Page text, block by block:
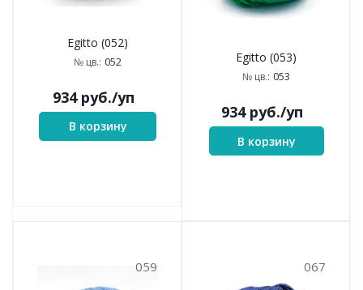
Egitto (052)
№ цв.: 052
934руб./уп
В корзину
Egitto (053)
№ цв.: 053
934руб./уп
В корзину
059 067